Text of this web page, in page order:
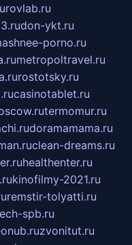
don-ykt.ru
porno.ru
metropoltravel.ru
rostotsky.ru
casinotablet.ru
termomur.ru
doramamama.ru
clean-dreams.ru
healthenter.ru
kinofilmy-2021.ru
remstir-tolyatti.ru
spb.ru
zvonitut.ru